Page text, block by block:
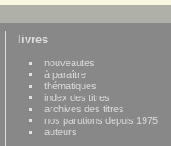
livres
nouveautes
à paraître
thématiques
index des titres
archives des titres
nos parutions depuis 1975
auteurs